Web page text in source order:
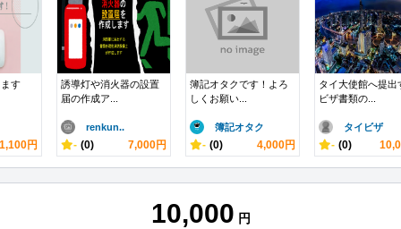
す
1,100円
誘導灯や消火器の設置
届の作成ア...
renkun..
- (0) 7,000円
簿記オタクです！よろ
しくお願い...
簿記オタク
- (0) 4,000円
タイ大使館へ提出
ビザ書類の...
タイビザ
- (0)
10,000 円